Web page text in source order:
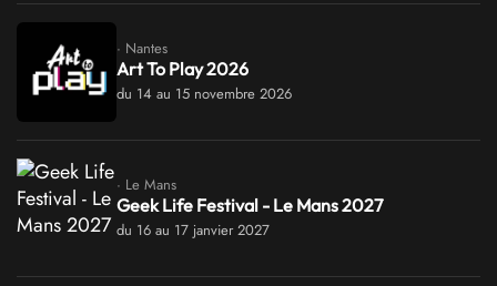
· Nantes
Art To Play 2026
du 14 au 15 novembre 2026
· Le Mans
Geek Life Festival - Le Mans 2027
du 16 au 17 janvier 2027